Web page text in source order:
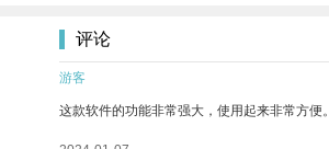
评论
游客
这款软件的功能非常强大，使用起来非常方便。